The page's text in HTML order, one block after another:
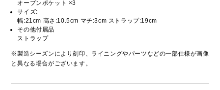
オープンポケット ×3
サイズ:
幅:21cm 高さ:10.5cm マチ:3cm ストラップ:19cm
その他付属品
ストラップ
※製造シーズンにより刻印、ライニングやパーツなどの一部仕様が画像
と異なる場合がございます。